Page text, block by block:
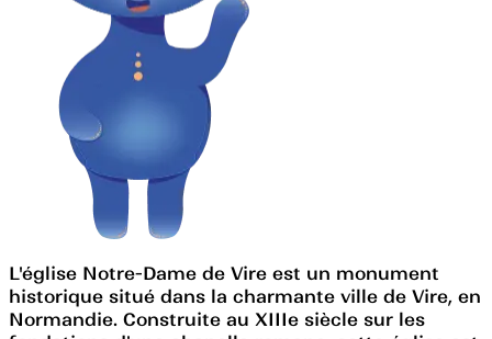
L'église Notre-Dame de Vire est un monument
historique situé dans la charmante ville de Vire, en
Normandie. Construite au XIIIe siècle sur les